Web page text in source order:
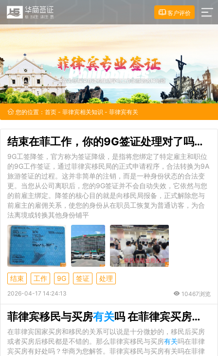
客户评价
您的位置： 首页 - 菲律宾相关知识 - 菲律宾有关
结束在菲工作，你的9G签证处理对了吗？一篇文章讲清降签所
9G工签降签，官方称为签证降级，是指将您绑定了特定雇主和职位
的9G工作签证，通过菲律宾移民局的正式申请程序，合法转换为9A
旅游签证的过程。这并非简单的注销，而是一种身份状态的合法变
更。当您从公司离职后，您的9G签证并不会自动失效，它依然与您
的前雇主绑定。降签的核心目的就是向移民局报备，正式解除您与
前雇主的雇佣关系，使您的身份从在职员工恢复为普通访客，为合
法离境或转换其他身份铺平
结束 工作 9G 签证 处理
2026-04-17 14:24:13 10467浏览
菲律宾移民与买房有关吗 在菲律宾买房有好处吗
在菲律宾国家买房和移民的关系可以说是十分微妙的，移民后买房
或者买房后移民都是不错的。那么菲律宾移民与买房有关吗在菲律
宾买房有好处吗？华商为您解答。菲律宾移民与买房有关吗在菲律